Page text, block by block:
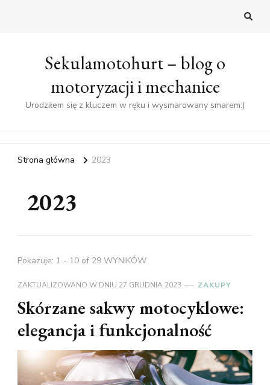
Sekulamotohurt – blog o
motoryzacji i mechanice
Urodziłem się z kluczem w ręku i wysmarowany smarem:)
Strona główna 2023
2023
Pokazuje: 1 - 10 of 29 WYNIKÓW
ZAKTUALIZOWANO W DNIU 27 GRUDNIA 2023 ZAKUPY
Skórzane sakwy motocyklowe:
elegancja i funkcjonalność